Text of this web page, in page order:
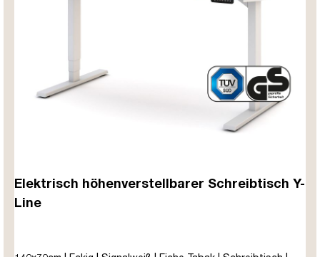
Elektrisch höhenverstellbarer Schreibtisch Y-
Line